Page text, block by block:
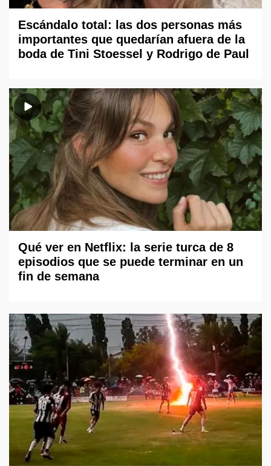
Escándalo total: las dos personas más
importantes que quedarían afuera de la
boda de Tini Stoessel y Rodrigo de Paul
Qué ver en Netflix: la serie turca de 8
episodios que se puede terminar en un
fin de semana